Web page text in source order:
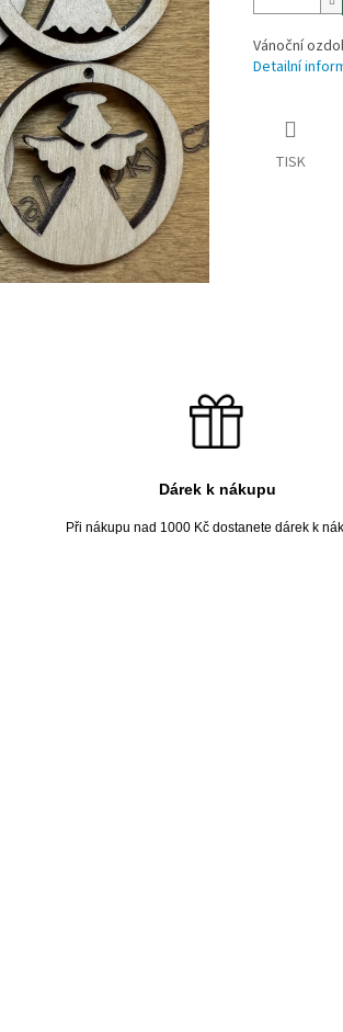
Vánoční
Detailní
TISK
Dárek k nákupu
Při nákupu nad 1000 Kč dostanete dárek k